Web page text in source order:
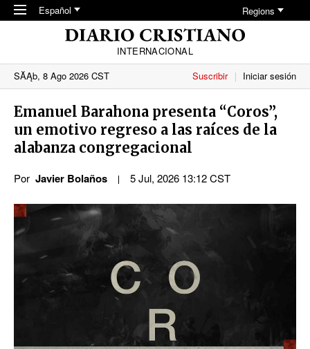
Skip to main content
Español Regions
INTERNACIONAL
SĂĄb, 8 Ago 2026 CST
Suscribir Iniciar sesión
Emanuel Barahona presenta “Coros”,
un emotivo regreso a las raíces de la
alabanza congregacional
Por Javier Bolaños 5 Jul, 2026 13:12 CST